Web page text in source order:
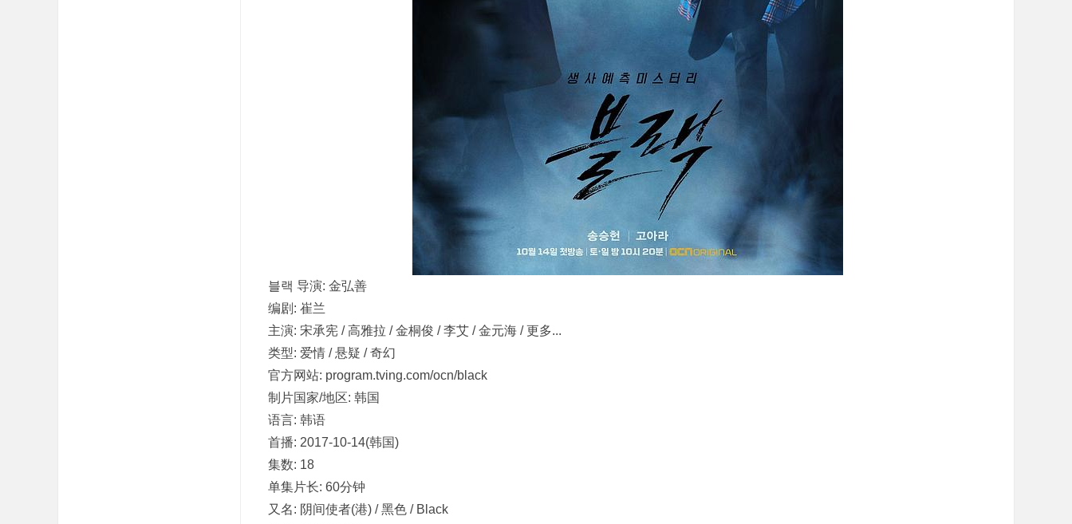
블랙 导演: 金弘善
编剧: 崔兰
主演: 宋承宪 / 高雅拉 / 金桐俊 / 李艾 / 金元海 / 更多...
类型: 爱情 / 悬疑 / 奇幻
官方网站: program.tving.com/ocn/black
制片国家/地区: 韩国
语言: 韩语
首播: 2017-10-14(韩国)
集数: 18
单集片长: 60分钟
又名: 阴间使者(港) / 黑色 / Black